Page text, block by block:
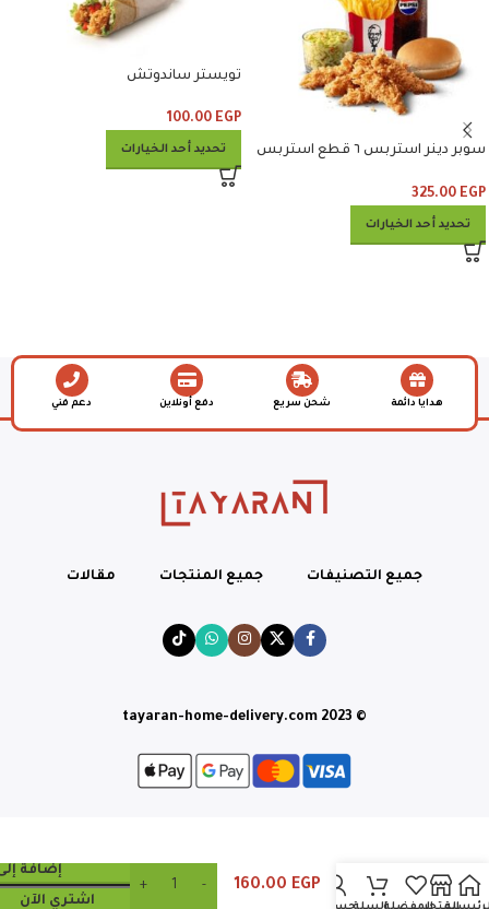
سوبر دينر استربس ٦ قطع استربس
325.00 EGP
تحديد أحد الخيارات
تويستر ساندوتش
100.00 EGP
تحديد أحد الخيارات
هدايا دائمة شحن سريع دفع أونلاين دعم فني
جميع التصنيفات جميع المنتجات مقالات
© tayaran-home-delivery.com 2023
160.00 EGP
إضافة
اشتري الآن